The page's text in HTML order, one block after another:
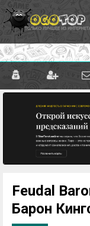
Feudal
Барон